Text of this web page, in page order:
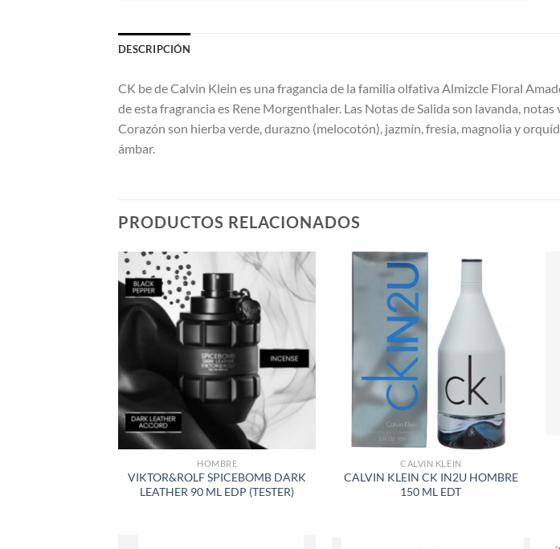
DESCRIPCIÓN
CK be de Calvin Klein es una fragancia de la familia olfativa Almizcle Floral
de esta fragrancia es Rene Morgenthaler. Las Notas de Salida son lavanda,
Corazón son hierba verde, durazno (melocotón), jazmín, fresia, magnolia y
ámbar.
PRODUCTOS RELACIONADOS
AÑADIR
A LA
DESEOS
HOMBRE
VIKTOR&ROLF SPICEBOMB DARK
LEATHER 90 ML EDP (TESTER)
AÑADIR
A LA
LISTA
DESEOS
CALVIN KLEIN
CALVIN KLEIN CK IN2U HOMBRE
150 ML EDT